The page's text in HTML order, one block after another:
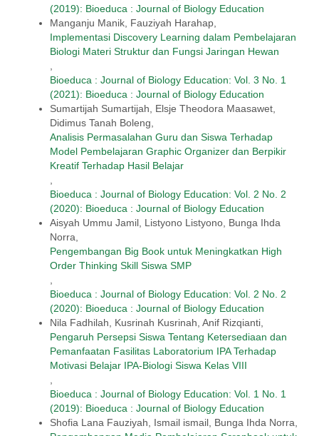
(2019): Bioeduca : Journal of Biology Education
Manganju Manik, Fauziyah Harahap,
Implementasi Discovery Learning dalam Pembelajaran
Biologi Materi Struktur dan Fungsi Jaringan Hewan
Bioeduca : Journal of Biology Education: Vol. 3 No. 1
(2021): Bioeduca : Journal of Biology Education
Sumartijah Sumartijah, Elsje Theodora Maasawet,
Didimus Tanah Boleng,
Analisis Permasalahan Guru dan Siswa Terhadap
Model Pembelajaran Graphic Organizer dan Berpikir
Kreatif Terhadap Hasil Belajar
Bioeduca : Journal of Biology Education: Vol. 2 No. 2
(2020): Bioeduca : Journal of Biology Education
Aisyah Ummu Jamil, Listyono Listyono, Bunga Ihda
Norra,
Pengembangan Big Book untuk Meningkatkan High
Order Thinking Skill Siswa SMP
Bioeduca : Journal of Biology Education: Vol. 2 No. 2
(2020): Bioeduca : Journal of Biology Education
Nila Fadhilah, Kusrinah Kusrinah, Anif Rizqianti,
Pengaruh Persepsi Siswa Tentang Ketersediaan dan
Pemanfaatan Fasilitas Laboratorium IPA Terhadap
Motivasi Belajar IPA-Biologi Siswa Kelas VIII
Bioeduca : Journal of Biology Education: Vol. 1 No. 1
(2019): Bioeduca : Journal of Biology Education
Shofia Lana Fauziyah, Ismail ismail, Bunga Ihda Norra,